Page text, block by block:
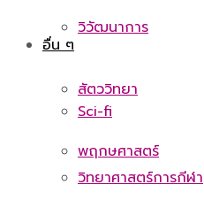
อื่น ๆ
Sci-fi
วิทยาศาสตร์การกีฬา
วิวัฒนาการ
สัตววิทยา
พฤกษศาสตร์